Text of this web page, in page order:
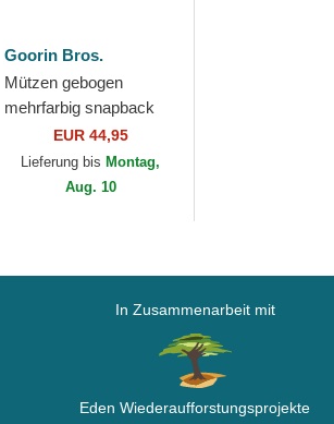
Goorin Bros.
Mützen gebogen
mehrfarbig snapback
Goorin Bros. King Team
Tiger Original Recipe
Team Pride The...
EUR 44,95
Lieferung bis Montag,
Aug. 10
In Zusammenarbeit mit
Eden Wiederaufforstungsprojekte